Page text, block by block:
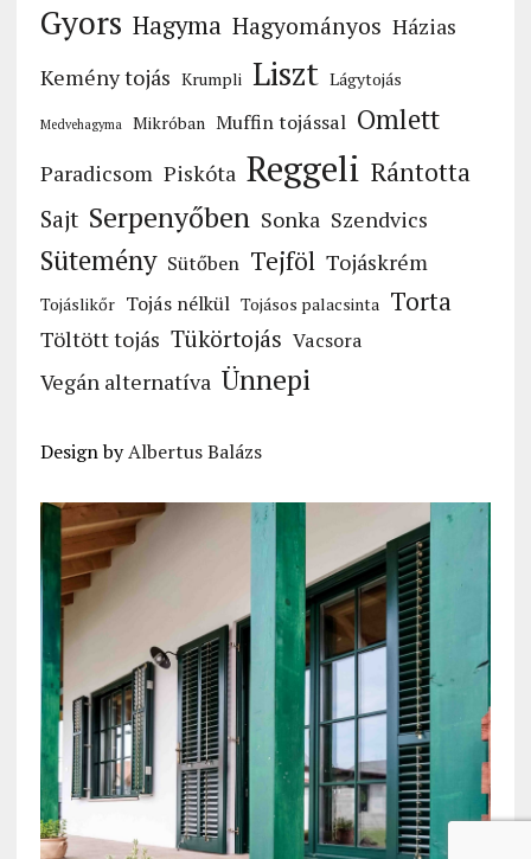
Gyors Hagyma Hagyományos Házias
Kemény tojás Krumpli Liszt Lágytojás
Medvehagyma Mikróban Muffin tojással Omlett
Paradicsom Piskóta Reggeli Rántotta
Sajt Serpenyőben Sonka Szendvics
Sütemény Sütőben Tejföl Tojáskrém
Tojáslikőr Tojás nélkül Tojásos palacsinta Torta
Töltött tojás Tükörtojás Vacsora
Vegán alternatíva Ünnepi
Design byAlbertus Balázs